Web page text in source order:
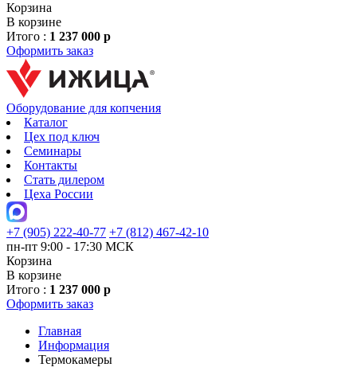
Корзина
В корзине
Итого : 1 237 000 р
Оформить заказ
Оборудование для копчения
Каталог
Цех под ключ
Семинары
Контакты
Стать дилером
Цеха России
+7 (905) 222-40-77 +7 (812) 467-42-10
пн-пт 9:00 - 17:30 МСК
Корзина
В корзине
Итого : 1 237 000 р
Оформить заказ
Главная
Информация
Термокамеры